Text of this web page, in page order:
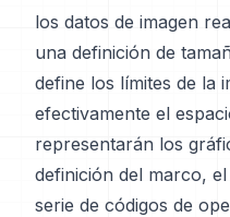
los datos de imagen
una definición de
define los límites de la
efectivamente el
representarán los
definición del marco,
serie de códigos de